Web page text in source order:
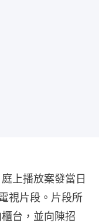
上播放案發當日
視片段。片段所
台，並向陳招